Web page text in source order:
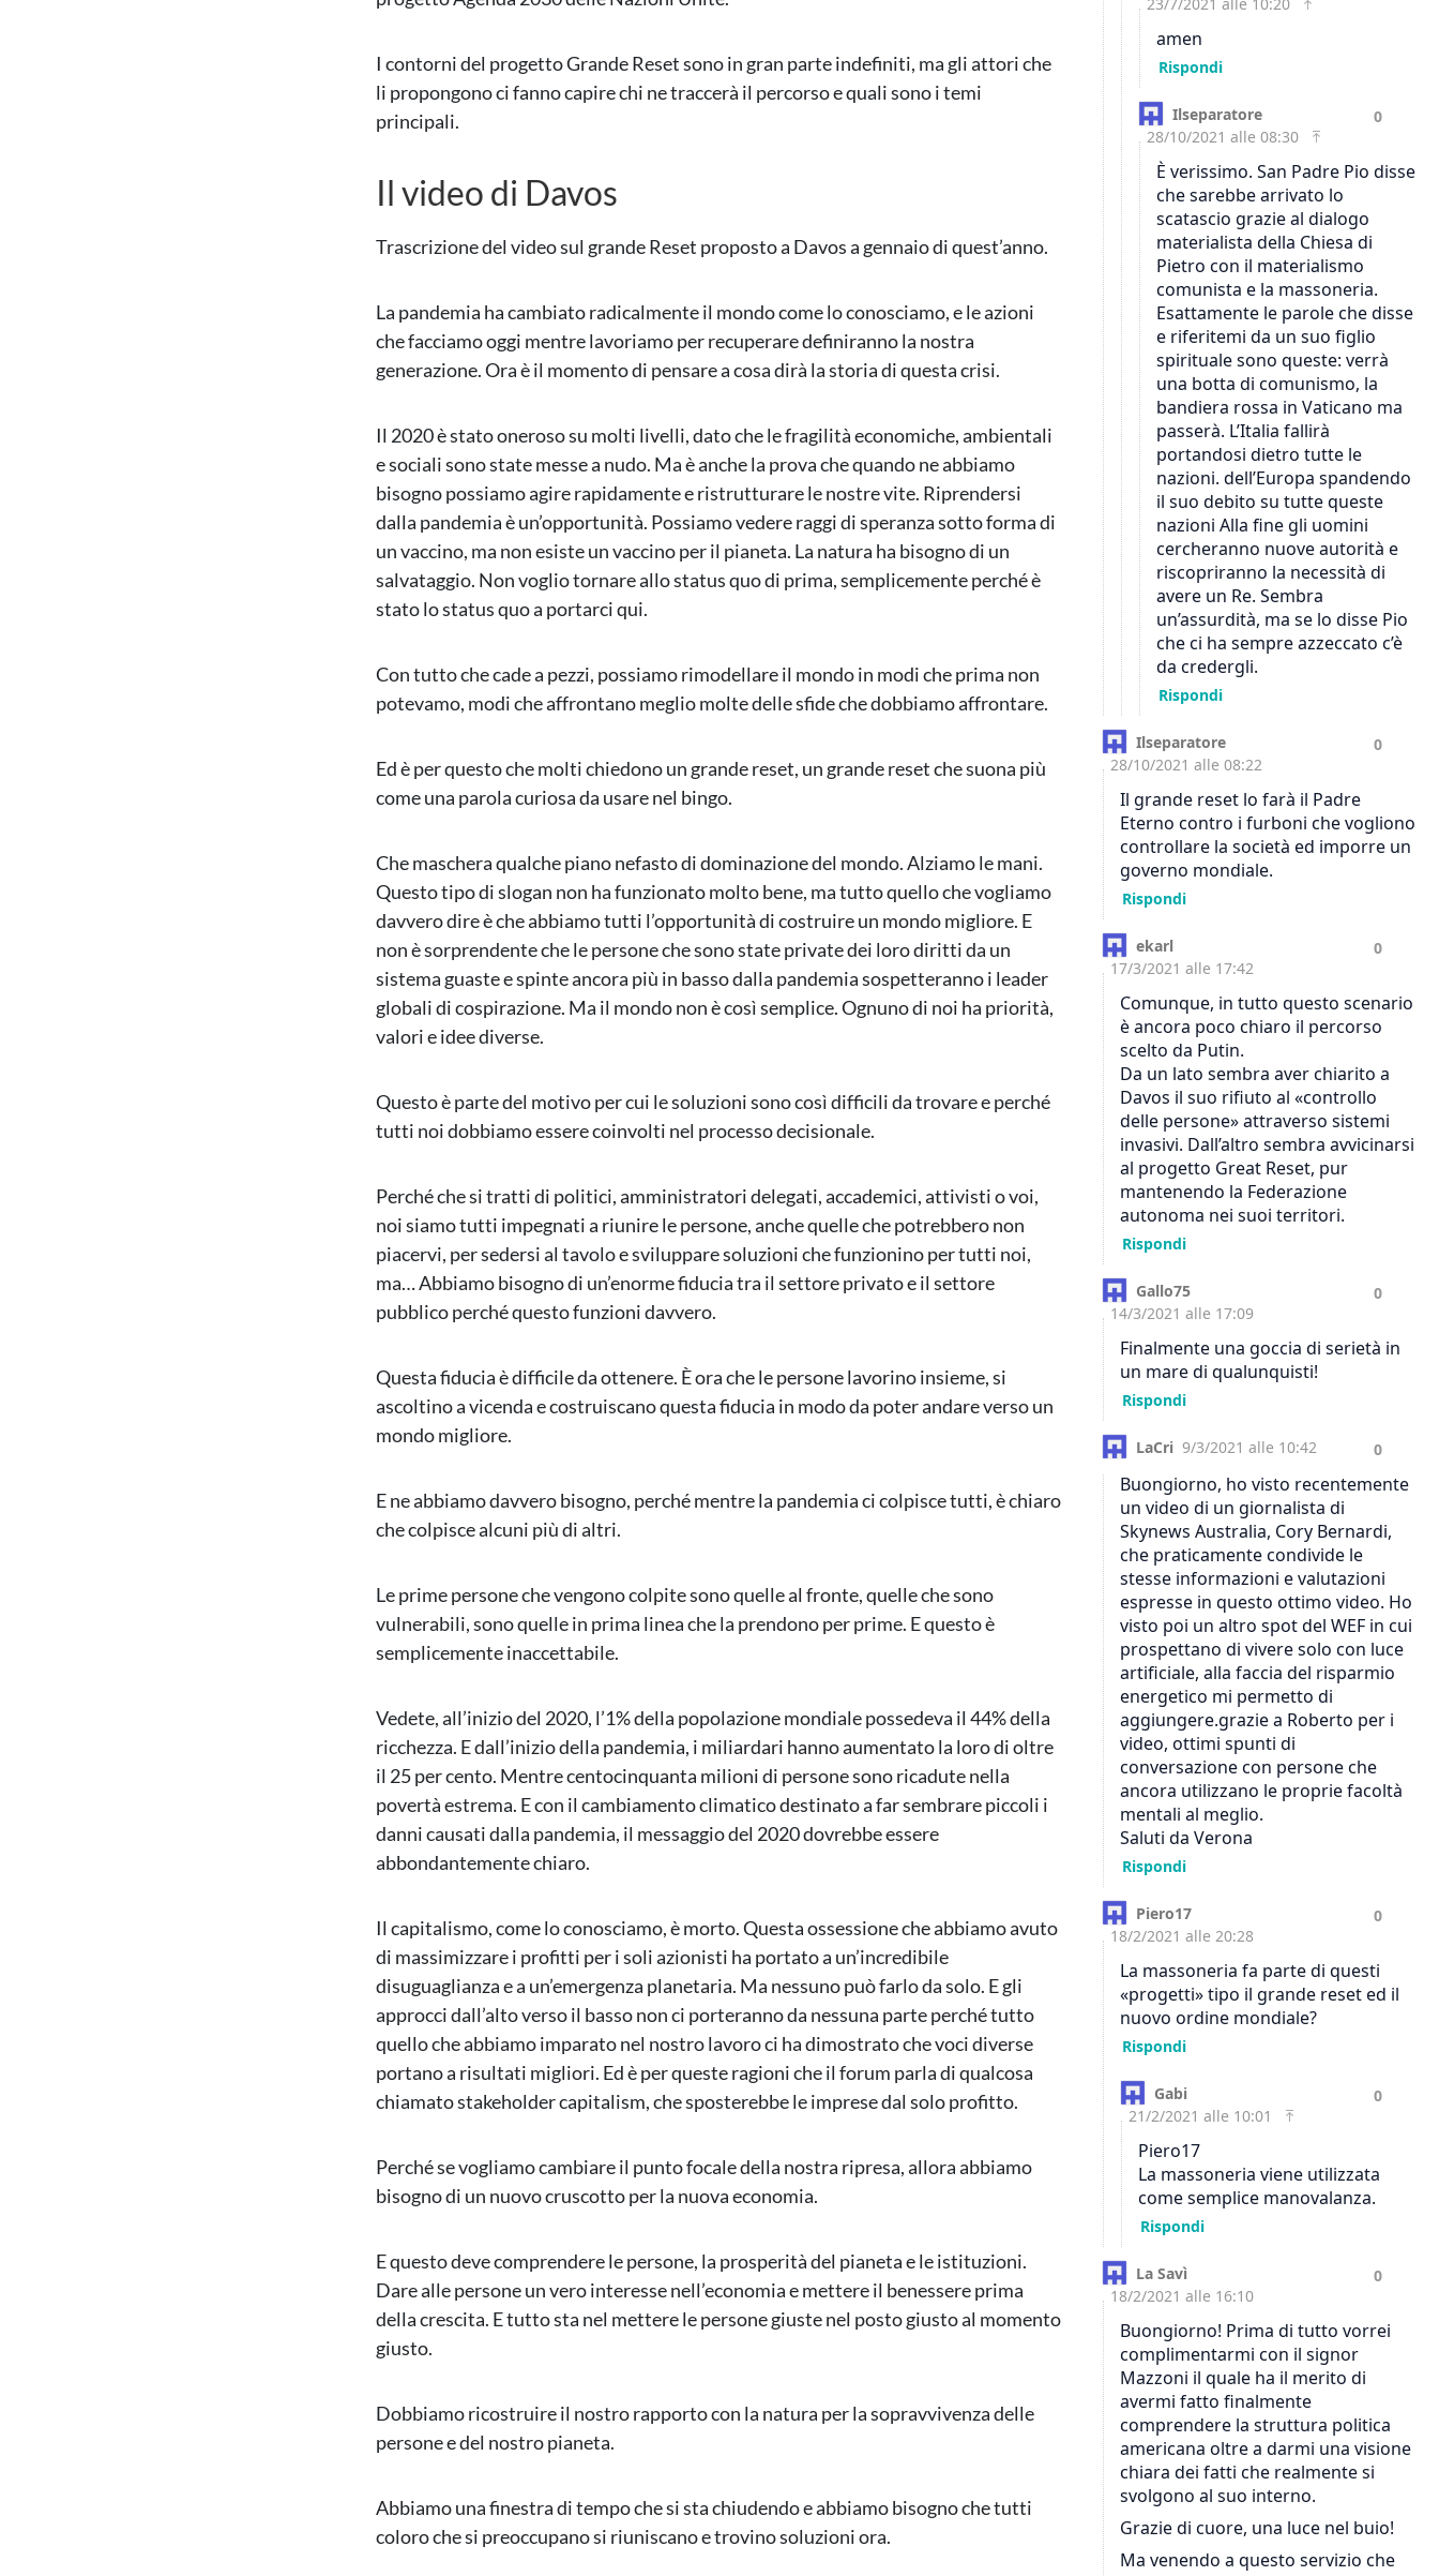
I contorni del progetto Grande Reset sono in gran parte indefiniti, ma gli attori che
li propongono ci fanno capire chi ne traccerà il percorso e quali sono i temi
principali.
Il video di Davos
Trascrizione del video sul grande Reset proposto a Davos a gennaio di quest’anno.
La pandemia ha cambiato radicalmente il mondo come lo conosciamo, e le azioni
che facciamo oggi mentre lavoriamo per recuperare definiranno la nostra
generazione. Ora è il momento di pensare a cosa dirà la storia di questa crisi.
Il 2020 è stato oneroso su molti livelli, dato che le fragilità economiche, ambientali
e sociali sono state messe a nudo. Ma è anche la prova che quando ne abbiamo
bisogno possiamo agire rapidamente e ristrutturare le nostre vite. Riprendersi
dalla pandemia è un’opportunità. Possiamo vedere raggi di speranza sotto forma di
un vaccino, ma non esiste un vaccino per il pianeta. La natura ha bisogno di un
salvataggio. Non voglio tornare allo status quo di prima, semplicemente perché è
stato lo status quo a portarci qui.
Con tutto che cade a pezzi, possiamo rimodellare il mondo in modi che prima non
potevamo, modi che affrontano meglio molte delle sfide che dobbiamo affrontare.
Ed è per questo che molti chiedono un grande reset, un grande reset che suona più
come una parola curiosa da usare nel bingo.
Che maschera qualche piano nefasto di dominazione del mondo. Alziamo le mani.
Questo tipo di slogan non ha funzionato molto bene, ma tutto quello che vogliamo
davvero dire è che abbiamo tutti l’opportunità di costruire un mondo migliore. E
non è sorprendente che le persone che sono state private dei loro diritti da un
sistema guaste e spinte ancora più in basso dalla pandemia sospetteranno i leader
globali di cospirazione. Ma il mondo non è così semplice. Ognuno di noi ha priorità,
valori e idee diverse.
Questo è parte del motivo per cui le soluzioni sono così difficili da trovare e perché
tutti noi dobbiamo essere coinvolti nel processo decisionale.
Perché che si tratti di politici, amministratori delegati, accademici, attivisti o voi,
noi siamo tutti impegnati a riunire le persone, anche quelle che potrebbero non
piacervi, per sedersi al tavolo e sviluppare soluzioni che funzionino per tutti noi,
ma… Abbiamo bisogno di un’enorme fiducia tra il settore privato e il settore
pubblico perché questo funzioni davvero.
Questa fiducia è difficile da ottenere. È ora che le persone lavorino insieme, si
ascoltino a vicenda e costruiscano questa fiducia in modo da poter andare verso un
mondo migliore.
E ne abbiamo davvero bisogno, perché mentre la pandemia ci colpisce tutti, è chiaro
che colpisce alcuni più di altri.
Le prime persone che vengono colpite sono quelle al fronte, quelle che sono
vulnerabili, sono quelle in prima linea che la prendono per prime. E questo è
semplicemente inaccettabile.
Vedete, all’inizio del 2020, l’1% della popolazione mondiale possedeva il 44% della
ricchezza. E dall’inizio della pandemia, i miliardari hanno aumentato la loro di oltre
il 25 per cento. Mentre centocinquanta milioni di persone sono ricadute nella
povertà estrema. E con il cambiamento climatico destinato a far sembrare piccoli i
danni causati dalla pandemia, il messaggio del 2020 dovrebbe essere
abbondantemente chiaro.
Il capitalismo, come lo conosciamo, è morto. Questa ossessione che abbiamo avuto
di massimizzare i profitti per i soli azionisti ha portato a un’incredibile
disuguaglianza e a un’emergenza planetaria. Ma nessuno può farlo da solo. E gli
approcci dall’alto verso il basso non ci porteranno da nessuna parte perché tutto
quello che abbiamo imparato nel nostro lavoro ci ha dimostrato che voci diverse
portano a risultati migliori. Ed è per queste ragioni che il forum parla di qualcosa
chiamato stakeholder capitalism, che sposterebbe le imprese dal solo profitto.
Perché se vogliamo cambiare il punto focale della nostra ripresa, allora abbiamo
bisogno di un nuovo cruscotto per la nuova economia.
E questo deve comprendere le persone, la prosperità del pianeta e le istituzioni.
Dare alle persone un vero interesse nell’economia e mettere il benessere prima
della crescita. E tutto sta nel mettere le persone giuste nel posto giusto al momento
giusto.
Dobbiamo ricostruire il nostro rapporto con la natura per la sopravvivenza delle
persone e del nostro pianeta.
Abbiamo una finestra di tempo che si sta chiudendo e abbiamo bisogno che tutti
coloro che si preoccupano si riuniscano e trovino soluzioni ora.